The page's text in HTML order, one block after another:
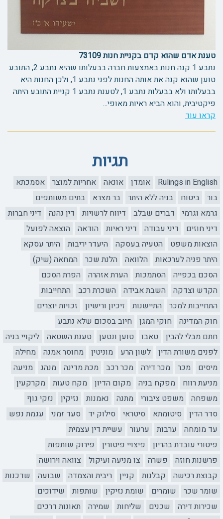
טענת אדם שהוא קדם בקניית חנות 73109
נתבע 1 קנה חנות באמצעות חברה בבעלותו שהיא נתבע 2, התובע
טוען שהוא קנה את אותה החנות לפני נתבע 1, ולכן החנות היא
בבעלותו ולא בבעלות נתבע 1, לטענת נתבע 1 קניית התובע היתה
פיקטיבית, והוא הביא ראיות מאופי...
קראו עוד
תגיות
Rulings in English אומדן אונאה אחריות למוצר
אסמכתא
בור
ביטוח בניה ללא היתר בר מצרא
בתים משותפים
גרמא וגרמי
דברים שבלב דיווח לרשויות דין נהנה
דיני חברות
דיני חוזים
דיני עבודה דיני ראיות הודאה
הוצאה לפועל
הוצאות משפט
הטעיה בעסקה היעדר יריבות
היתר עסקא
היתר פניה לערכאות
הלוואה הלנת שכר
המחאה (שיק)
הסכם בכפייה
הסתמכות הערת אזהרה
הפרת הסכם
הקדש וצדקה
השבת אבידה השכרת רכב
התחייבות
התחייבות למכר
התיישנות זיכיון ורישיון
זכויות יוצרים
חוק המדינה
חוקי המגן
חיוב בסכום שלא נתבע
חתם מבלי להבין
טאבו טוען ונטען טענת השטאה
ליקויי בניה
לפנים משורת הדין
לשון הרע מוניטין מחוסר אמנה
מחילה
מיסים
מכר מכר דירה מכר רכב מכת מדינה מנהג
מניעה
מניעת רווח
מפקח בניה מקום הדיון מקח טעות
מקרקעין
משפחה
משפט ציבורי מתנה נאמנות נזיקין
נזקי גוף
סדר הדין
סיטומתא סיטראי סילוק יד סעד זמני
עגמת נפש
עד מומחה
ערבות ערעור
עשיית דין עצמית
פיטורי עובדת בהריון
פיצויי פיטורין
פירוק שותפות
פרשנות חוזה
פשרה צו מניעה ועיקול
צוואה וירושה
קבוצת רכישה
קבלנות קניין ריבית והצמדה שבועה
שדכנות
שומר שכר
שומרים שומת נזיקין שותפות
שידוכים
שכירות דירה
שכנים שליחות שמירה
תאונות דרכים